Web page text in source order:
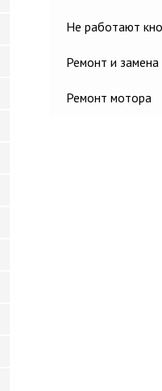
Не работают
Ремонт и
Ремонт мотора